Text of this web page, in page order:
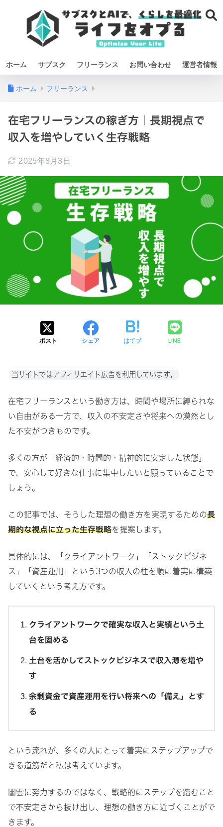
ホーム サブスク フリーランス お問い合わせ 運営者情報
ホーム フリーランス
在宅フリーランスの稼ぎ方｜長期視点で
収入を増やしていく生存戦略
2025年8月3日
ポスト シェア はてブ LINE
当サイトではアフィリエイト広告を利用しています。
在宅フリーランスという働き方は、時間や場所に縛られな
い自由がある一方で、収入の不安定さや将来への漠然とし
た不安がつきものです。
多くの方が「経済的・時間的・精神的に安定した状態」
で、安心して好きな仕事に集中したいと願っていることで
しょう。
この記事では、そうした理想の働き方を実現するための長
期的な視点に立った生存戦略を提案します。
具体的には、「クライアントワーク」「ストックビジネ
ス」「資産運用」という3つの収入の柱を順に着実に構築
していくという考え方です。
クライアントワークで確実な収入と実績という土
台を固める
土台を活かしてストックビジネスで収入源を増や
す
余剰資金で資産運用を行い将来への「備え」とす
る
という流れが、多くの人にとって着実にステップアップで
きる道筋だと私は考えています。
闇雲に努力するのではなく、戦略的にステップを踏むこと
で不安定さから抜け出し、理想の働き方に近づくことがで
きます。